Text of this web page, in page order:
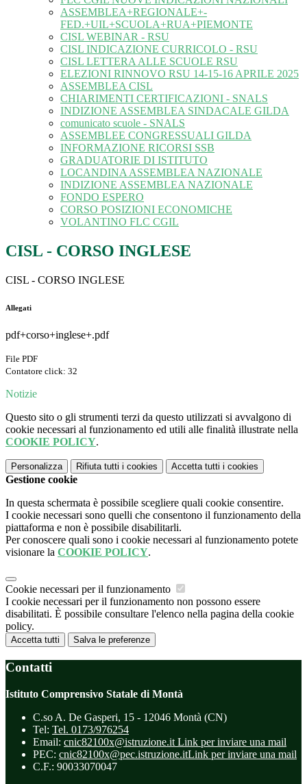
ASSEMBLEA+REGIONALE+-
FED.+UIL+SCUOLA+RUA+PIEMONTE
CISL WEBINAR - RSU
CISL INDICAZIONE CURRICOLO - RSU
CISL LETTERA ALLE SCUOLE RSU
ELEZIONI RINNOVO RSU 14-15-16 APRILE 2025
ASSEMBLEA CISL
CHIARIMENTI CERTIFICAZIONI - SNALS
INDIZIONE ASSEMBLEA SINDACALE GILDA
comunicato scuole - SNALS
ASSEMBLEE CONGRESSUALI GILDA
INFORMAZIONE RICORSI SSB
GRADUATORIE DI ISTITUTO
LOCANDINA ASSEMBLEA NAZIONALE
INDIZIONE ASSEMBLEA NAZIONALE
FONDO ESPERO
CORSO POSIZIONI ECONOMICHE
VOLANTINO FLC CGIL
CISL - CORSO INGLESE
CISL - CORSO INGLESE
Allegati
pdf+corso+inglese+.pdf
File PDF
Contatore click: 32
Notizie
Questo sito o gli strumenti terzi da questo utilizzati si avvalgono di
cookie necessari al funzionamento ed utili alle finalità illustrate nella
COOKIE POLICY.
Personalizza Rifiuta tutti i cookies Accetta tutti i cookies
Gestione cookie
In questa schermata è possibile scegliere quali cookie consentire.
I cookie necessari sono quelli che consentono il funzionamento della
piattaforma e non è possibile disabilitarli.
Per conoscere quali sono i cookie necessari al funzionamento potete
visionare la COOKIE POLICY.
Cookie necessari per il funzionamento
I cookie necessari per il funzionamento non possono essere
disabilitati. È possibile consultare l'elenco nella pagina della cookie
policy.
Accetta tutti Salva le preferenze
Contatti
Istituto Comprensivo Statale di Montà
C.so A. De Gasperi, 15 - 12046 Montà (CN)
Tel: Tel. 0173/976254
Email: cnic82100x@istruzione.it Link per inviare una mail
PEC: cnic82100x@pec.istruzione.itLink per inviare una mail
C.F.: 90033070047